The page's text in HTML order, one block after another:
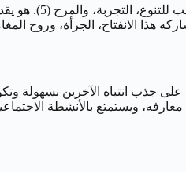
حياته
هذا الانفتاح، الجرأة، وروح
ويستمتع بالأنشطة الاجتماعية